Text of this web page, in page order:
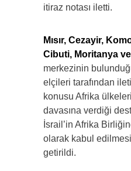
itiraz notası iletti.
Mısır, Cezayir,
Cibuti, Moritanya ve
merkezinin
elçileri tarafından
konusu Afrika
davasına verdiği
İsrail’in Afrika
olarak kabul
getirildi.